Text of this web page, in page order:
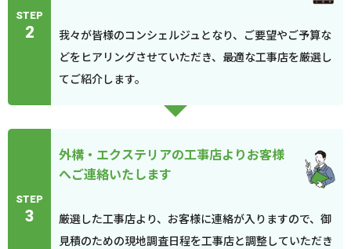
STEP
2
我々が皆様のコンシェルジュとなり、ご要望やご予算な
どをヒアリングさせていただき、最適な工事店を厳選し
てご紹介します。
STEP
3
外構・エクステリアの工事店よりお客様
へご連絡いたします
厳選した工事店より、お客様に連絡が入りますので、御
見積のための現地調査日程を工事店と調整していただき